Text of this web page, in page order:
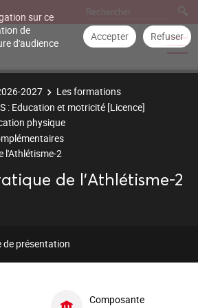
sur ce
de
d'audience
Accepter Refuser
2027
Les formations
: Education et motricité [Licence]
physique
l'Athlétisme-2
de l'Athlétisme-2
de présentation
Composante